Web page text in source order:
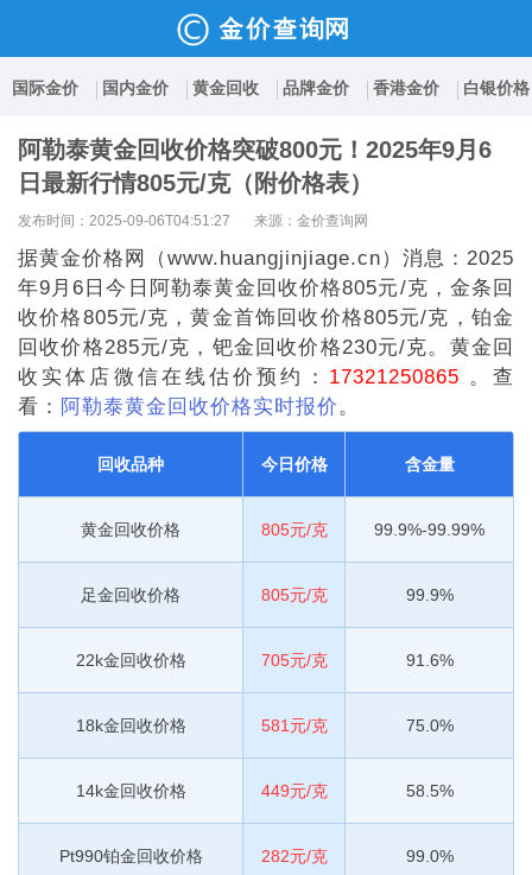
国际金价 国内金价 黄金回收 品牌金价 香港金价 白银价格
阿勒泰黄金回收价格突破800元！2025年9月6
日最新行情805元/克（附价格表）
发布时间：2025-09-06T04:51:27 来源：金价查询网
据黄金价格网（www.huangjinjiage.cn）消息：2025
年9月6日今日阿勒泰黄金回收价格805元/克，金条回
收价格805元/克，黄金首饰回收价格805元/克，铂金
回收价格285元/克，钯金回收价格230元/克。黄金回
收实体店微信在线估价预约： 17321250865 。查
看： 阿勒泰黄金回收价格实时报价。
回收品种 今日价格 含金量
黄金回收价格 805元/克 99.9%-99.99%
足金回收价格 805元/克 99.9%
22k金回收价格 705元/克 91.6%
18k金回收价格 581元/克 75.0%
14k金回收价格 449元/克 58.5%
Pt990铂金回收价格 282元/克 99.0%